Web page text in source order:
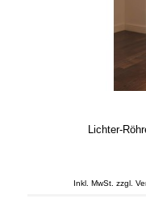
Lichter-
Inkl. MwSt. zzgl.